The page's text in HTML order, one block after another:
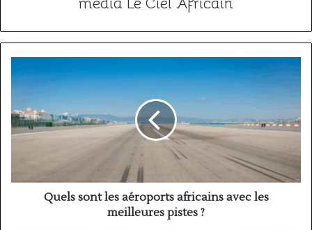
Quels
sont
les
aéroports
africains
avec
meilleures
pistes
Quels sont les aéroports africains avec les
meilleures pistes ?